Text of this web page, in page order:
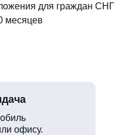
для граждан СНГ
месяцев
офису.